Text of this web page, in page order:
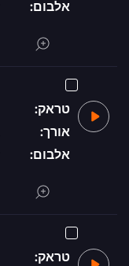
אלבום:
טראק:
אורך:
אלבום:
טראק: